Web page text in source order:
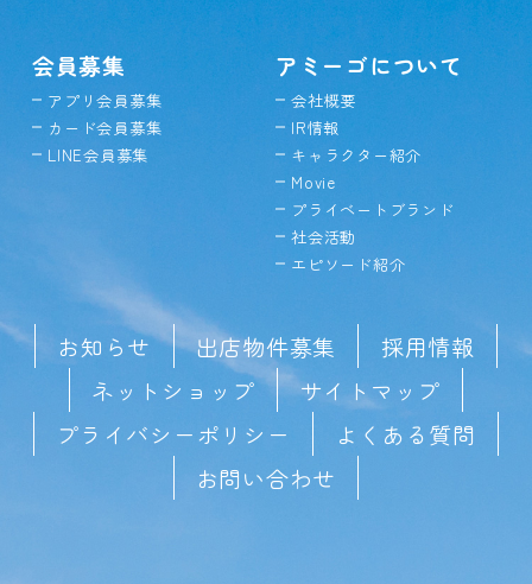
会員募集
アプリ会員募集
カード会員募集
LINE会員募集
アミーゴについて
会社概要
IR情報
キャラクター紹介
Movie
プライベートブランド
社会活動
エピソード紹介
お知らせ 出店物件募集
採用情報
ネットショップ
サイトマップ
プライバシーポリシー
よくある質問
お問い合わせ